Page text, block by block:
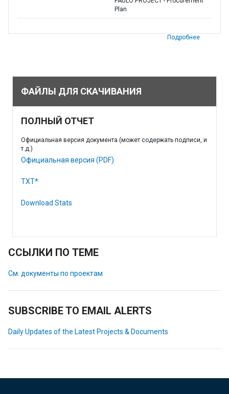
Plan
Подробнее
ФАЙЛЫ ДЛЯ СКАЧИВАНИЯ
ПОЛНЫЙ ОТЧЕТ
Официальная версия документа (может содержать подписи, и
т.д.)
Официальная версия (PDF)
TXT*
Download Stats
ССЫЛКИ ПО ТЕМЕ
См. документы по проектам
SUBSCRIBE TO EMAIL ALERTS
Daily Updates of the Latest Projects & Documents